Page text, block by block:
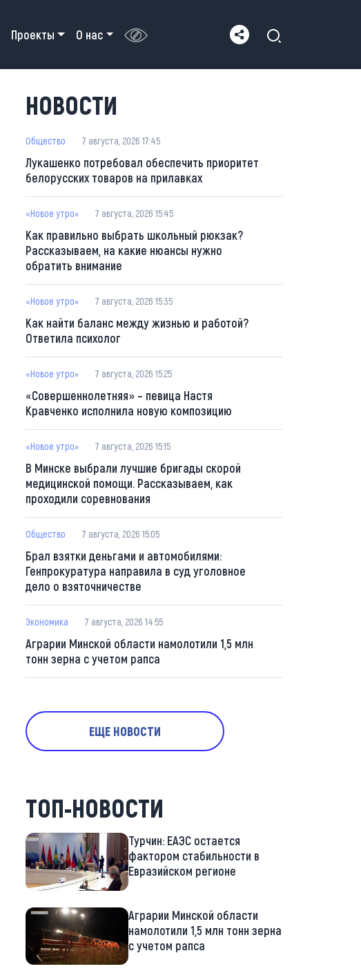
Проекты О нас
НОВОСТИ
Общество 7 августа, 2026 17:45
Лукашенко потребовал обеспечить приоритет
белорусских товаров на прилавках
«Новое утро» 7 августа, 2026 15:45
Как правильно выбрать школьный рюкзак?
Рассказываем, на какие нюансы нужно
обратить внимание
«Новое утро» 7 августа, 2026 15:35
Как найти баланс между жизнью и работой?
Ответила психолог
«Новое утро» 7 августа, 2026 15:25
«Совершеннолетняя» – певица Настя
Кравченко исполнила новую композицию
«Новое утро» 7 августа, 2026 15:15
В Минске выбрали лучшие бригады скорой
медицинской помощи. Рассказываем, как
проходили соревнования
Общество 7 августа, 2026 15:05
Брал взятки деньгами и автомобилями:
Генпрокуратура направила в суд уголовное
дело о взяточничестве
Экономика 7 августа, 2026 14:55
Аграрии Минской области намолотили 1,5 млн
тонн зерна с учетом рапса
ЕЩЕ НОВОСТИ
ТОП-НОВОСТИ
Турчин: ЕАЭС остается
фактором стабильности в
Евразийском регионе
Аграрии Минской области
намолотили 1,5 млн тонн зерна
с учетом рапса